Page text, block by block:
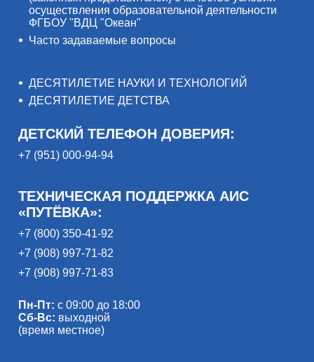
осуществления образовательной деятельности
ФГБОУ "ВДЦ "Океан"
Часто задаваемые вопросы
ДЕСЯТИЛЕТИЕ НАУКИ И ТЕХНОЛОГИЙ
ДЕСЯТИЛЕТИЕ ДЕТСТВА
ДЕТСКИЙ ТЕЛЕФОН ДОВЕРИЯ:
+7 (951) 000-94-94
ТЕХНИЧЕСКАЯ ПОДДЕРЖКА АИС
«ПУТЁВКА»:
+7 (800) 350-41-92
+7 (908) 997-71-82
+7 (908) 997-71-83
Пн-Пт: с 09:00 до 18:00
Сб-Вс: выходной
(время местное)